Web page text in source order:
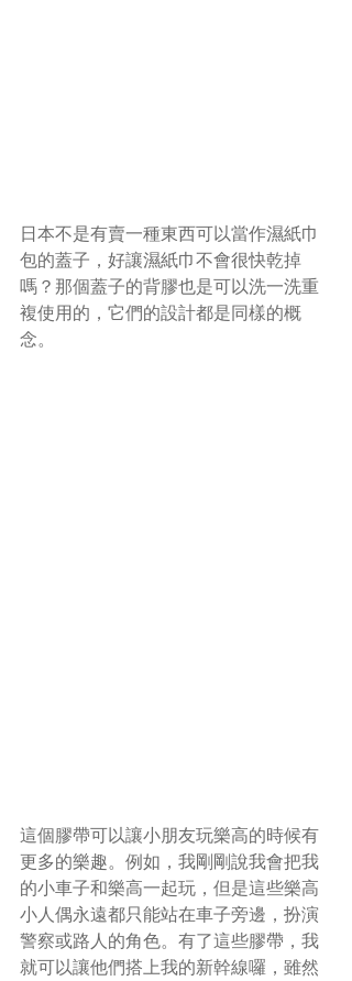
日本不是有賣一種東西可以當作濕紙巾
包的蓋子，好讓濕紙巾不會很快乾掉
嗎？那個蓋子的背膠也是可以洗一洗重
複使用的，它們的設計都是同樣的概
念。
這個膠帶可以讓小朋友玩樂高的時候有
更多的樂趣。例如，我剛剛說我會把我
的小車子和樂高一起玩，但是這些樂高
小人偶永遠都只能站在車子旁邊，扮演
警察或路人的角色。有了這些膠帶，我
就可以讓他們搭上我的新幹線囉，雖然